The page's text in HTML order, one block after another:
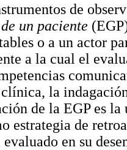
de
un paciente
o a un actor
a la cual el
la
de la EGP es
estrategia de
en su